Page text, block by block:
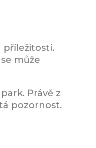
příležitostí.
může
Právě z
pozornost.